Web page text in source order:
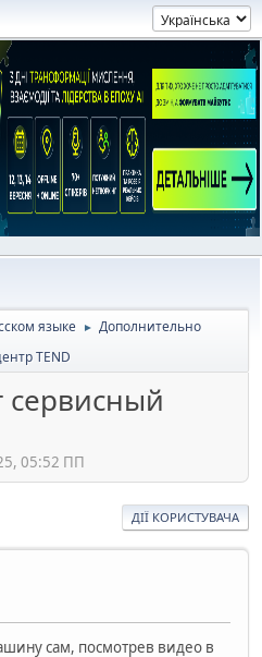
языке ► Дополнительно
TEND
сервисный
05:52 ПП
ДІЇ КОРИСТУВАЧА
сам, посмотрев видео в